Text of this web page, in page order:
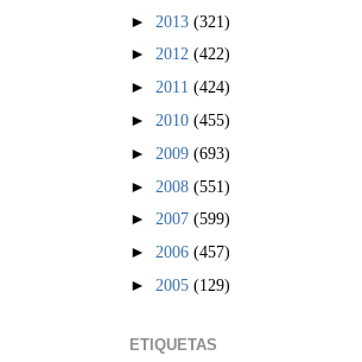
► 2013 (321)
► 2012 (422)
► 2011 (424)
► 2010 (455)
► 2009 (693)
► 2008 (551)
► 2007 (599)
► 2006 (457)
► 2005 (129)
ETIQUETAS